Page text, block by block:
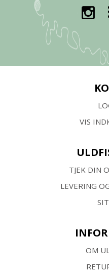
VIS
TJEK DIN
LEVERING
OM